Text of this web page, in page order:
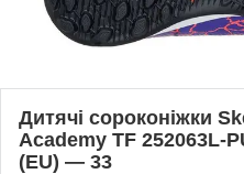
Дитячі сороконіжки
Academy TF 252063L-
(EU) — 33